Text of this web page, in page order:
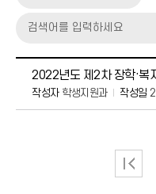
2022년도 제2차 장학·복
작성자학생지원과 작성일